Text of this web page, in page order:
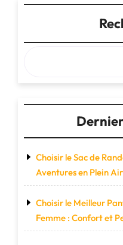
Choisir le Sac de
Aventures en Plein Air
Choisir le Meilleur
Femme : Confort et